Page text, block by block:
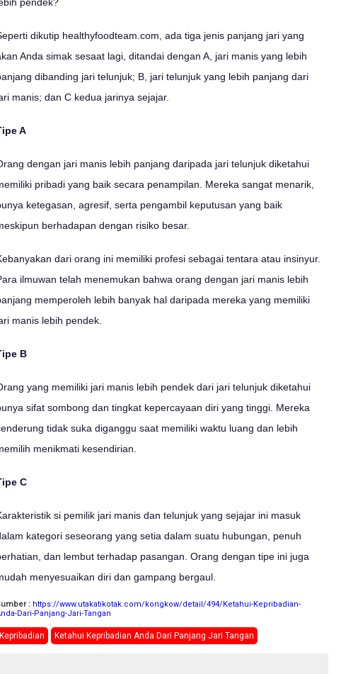
dikutip healthyfoodteam.com, ada tiga jenis panjang jari yang
Anda simak sesaat lagi, ditandai dengan A, jari manis yang lebih
dibanding jari telunjuk; B, jari telunjuk yang lebih panjang dari
manis; dan C kedua jarinya sejajar.
A
dengan jari manis lebih panjang daripada jari telunjuk diketahui
pribadi yang baik secara penampilan. Mereka sangat menarik,
ketegasan, agresif, serta pengambil keputusan yang baik
berhadapan dengan risiko besar.
dari orang ini memiliki profesi sebagai tentara atau insinyur.
ilmuwan telah menemukan bahwa orang dengan jari manis lebih
memperoleh lebih banyak hal daripada mereka yang memiliki
manis lebih pendek.
B
yang memiliki jari manis lebih pendek dari jari telunjuk diketahui
sifat sombong dan tingkat kepercayaan diri yang tinggi. Mereka
tidak suka diganggu saat memiliki waktu luang dan lebih
menikmati kesendirian.
C
si pemilik jari manis dan telunjuk yang sejajar ini masuk
kategori seseorang yang setia dalam suatu hubungan, penuh
dan lembut terhadap pasangan. Orang dengan tipe ini juga
menyesuaikan diri dan gampang bergaul.
: https://www.utakatikotak.com/kongkow/detail/494/Ketahui-Kepribadian-
Dari-Panjang-Jari-Tangan
Kepribadian Ketahui Kepribadian Anda Dari Panjang Jari Tangan